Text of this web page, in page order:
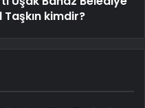
Taşkın kimdir?